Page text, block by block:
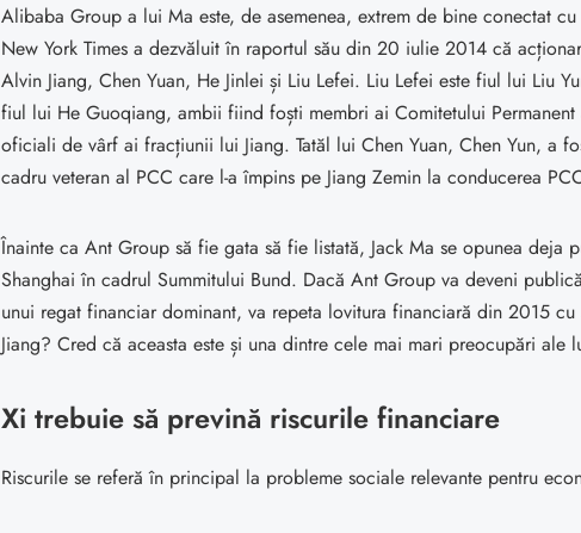
Alibaba Group a lui Ma este, de asemenea, extrem de bine conectat
New York Times a dezvăluit în raportul său din 20 iulie 2014 că
Alvin Jiang, Chen Yuan, He Jinlei și Liu Lefei. Liu Lefei este fiul lui Liu
fiul lui He Guoqiang, ambii fiind foști membri ai Comitetului
oficiali de vârf ai fracțiunii lui Jiang. Tatăl lui Chen Yuan, Chen Yun, a
cadru veteran al PCC care l-a împins pe Jiang Zemin la conducerea
Înainte ca Ant Group să fie gata să fie listată, Jack Ma se opunea deja
Shanghai în cadrul Summitului Bund. Dacă Ant Group va deveni
unui regat financiar dominant, va repeta lovitura financiară din 2015
Jiang? Cred că aceasta este și una dintre cele mai mari preocupări ale
Xi trebuie să prevină riscurile financiare
Riscurile se referă în principal la probleme sociale relevante pentru